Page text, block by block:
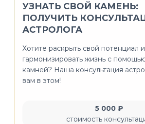
УЗНАТЬ СВОЙ КАМЕНЬ:
ПОЛУЧИТЬ
АСТРОЛОГА
Хотите раскрыть свой потенциал и
гармонизировать жизнь с
камней? Наша консультация
вам в этом!
5 000 ₽
стоимость